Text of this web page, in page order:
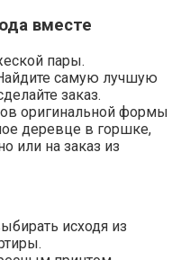
вместе
пары.
самую лучшую
заказ.
оригинальной формы
деревце в горшке,
или на заказ из
исходя из